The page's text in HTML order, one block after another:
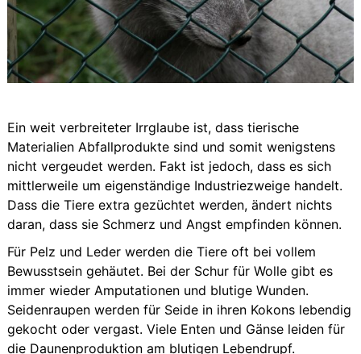
Ein weit verbreiteter Irrglaube ist, dass tierische
Materialien Abfallprodukte sind und somit wenigstens
nicht vergeudet werden. Fakt ist jedoch, dass es sich
mittlerweile um eigenständige Industriezweige handelt.
Dass die Tiere extra gezüchtet werden, ändert nichts
daran, dass sie Schmerz und Angst empfinden können.
Für Pelz und Leder werden die Tiere oft bei vollem
Bewusstsein gehäutet. Bei der Schur für Wolle gibt es
immer wieder Amputationen und blutige Wunden.
Seidenraupen werden für Seide in ihren Kokons lebendig
gekocht oder vergast. Viele Enten und Gänse leiden für
die Daunenproduktion am blutigen Lebendrupf.